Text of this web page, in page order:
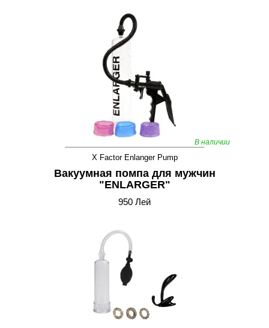
В наличии
X Factor Enlanger Pump
Вакуумная помпа для мужчин
"ENLARGER"
950 Лей